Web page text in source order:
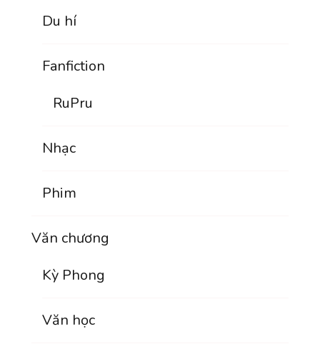
Du hí
Fanfiction
RuPru
Nhạc
Phim
Văn chương
Kỳ Phong
Văn học